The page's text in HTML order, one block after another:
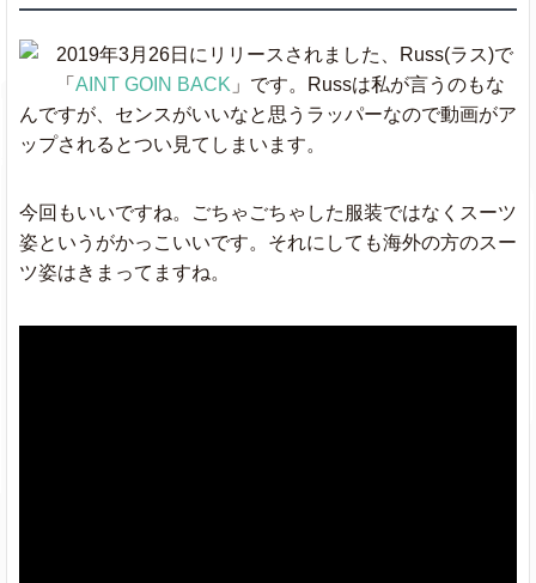
Cardi B
Middle Child J. Cole
Sweet But
Psycho
2019年3月26日にリリースされました、Russ(ラス)で
「 AINT GOIN BACK 」です。Russは私が言うのもな
んですが、センスがいいなと思うラッパーなので動画がア
ップされるとつい見てしまいます。
今回もいいですね。ごちゃごちゃした服装ではなくスーツ
姿というがかっこいいです。それにしても海外の方のスー
ツ姿はきまってますね。